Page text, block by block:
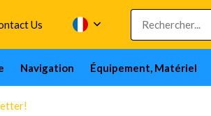
Us
Navigation Équipement, Matériel